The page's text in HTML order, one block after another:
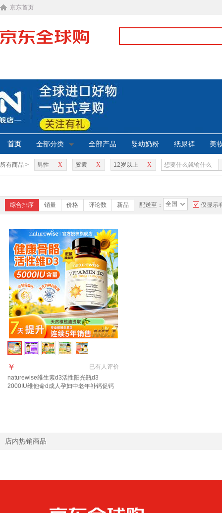
京东首页
首页 全部分类 全部产品 婴幼奶粉 纸尿裤 美
所有商品 > X
男性 X
胶囊 X
12岁以上
综合排序 销量 价格 评论数 新品 配送至： 全国 仅显示
已有人评价
￥
naturewise维生素d3活性阳光瓶d3
2000IU维他命d成人孕妇中老年补钙促钙
店内热销商品